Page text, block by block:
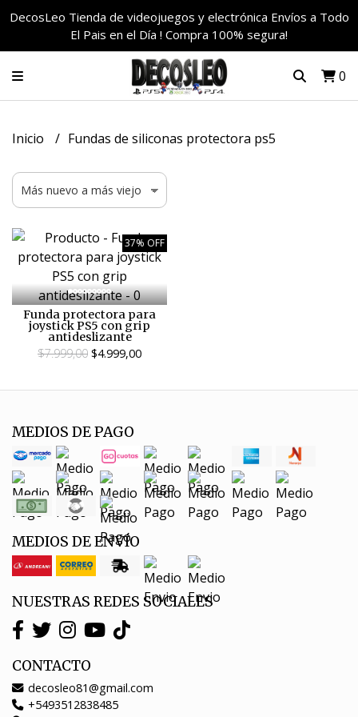
DecosLeo Tienda de videojuegos y electrónica Envíos a Todo
El Pais en el Día ! Compra 100% segura!
0
Inicio Fundas de siliconas protectora ps5
37% OFF
Funda protectora para
joystick PS5 con grip
antideslizante
$7.999,00 $4.999,00
MEDIOS DE PAGO
MEDIOS DE ENVÍO
NUESTRAS REDES SOCIALES
CONTACTO
decosleo81@gmail.com
+5493512838485